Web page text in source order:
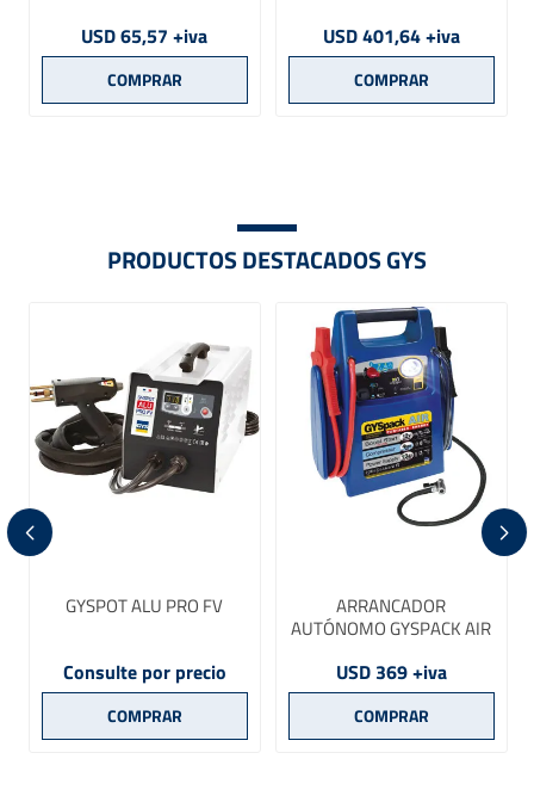
USD 65,57 +iva USD 401,64 +iva
PRODUCTOS DESTACADOS GYS
GYSPOT ALU PRO FV
Consulte por precio
ARRANCADOR
AUTÓNOMO GYSPACK AIR
USD 369 +iva